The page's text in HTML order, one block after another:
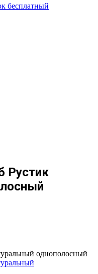
бесплатный
Рустик
однополосный